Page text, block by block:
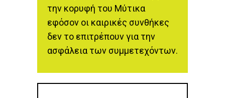
την κορυφή του Μύτικα
εφόσον οι καιρικές συνθήκες
δεν το επιτρέπουν για την
ασφάλεια των συμμετεχόντων.